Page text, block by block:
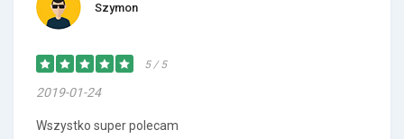
Szymon
5 / 5
2019-01-24
Wszystko super polecam